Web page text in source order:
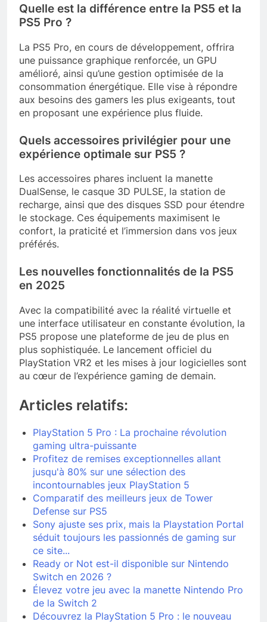
Quelle est la différence entre la PS5 et la
PS5 Pro ?
La PS5 Pro, en cours de développement, offrira
une puissance graphique renforcée, un GPU
amélioré, ainsi qu’une gestion optimisée de la
consommation énergétique. Elle vise à répondre
aux besoins des gamers les plus exigeants, tout
en proposant une expérience plus fluide.
Quels accessoires privilégier pour une
expérience optimale sur PS5 ?
Les accessoires phares incluent la manette
DualSense, le casque 3D PULSE, la station de
recharge, ainsi que des disques SSD pour étendre
le stockage. Ces équipements maximisent le
confort, la praticité et l’immersion dans vos jeux
préférés.
Les nouvelles fonctionnalités de la PS5
en 2025
Avec la compatibilité avec la réalité virtuelle et
une interface utilisateur en constante évolution, la
PS5 propose une plateforme de jeu de plus en
plus sophistiquée. Le lancement officiel du
PlayStation VR2 et les mises à jour logicielles sont
au cœur de l’expérience gaming de demain.
Articles relatifs:
PlayStation 5 Pro : La prochaine révolution
gaming ultra-puissante
Profitez de remises exceptionnelles allant
jusqu'à 80% sur une sélection des
incontournables jeux PlayStation 5
Comparatif des meilleurs jeux de Tower
Defense sur PS5
Sony ajuste ses prix, mais la Playstation Portal
séduit toujours les passionnés de gaming sur
ce site...
Ready or Not est-il disponible sur Nintendo
Switch en 2026 ?
Élevez votre jeu avec la manette Nintendo Pro
de la Switch 2
Découvrez la PlayStation 5 Pro : le nouveau